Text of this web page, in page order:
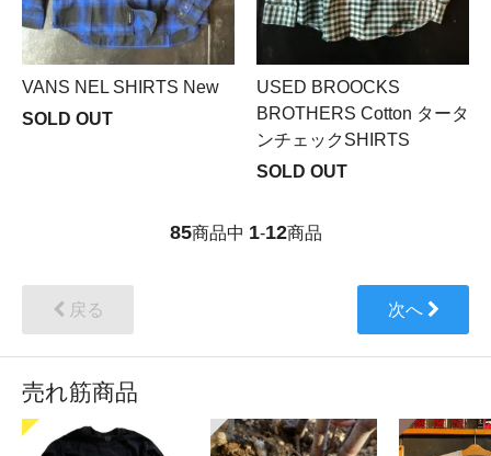
VANS NEL SHIRTS New
SOLD OUT
USED BROOCKS
BROTHERS Cotton タータ
ンチェックSHIRTS
SOLD OUT
85商品中 1-12商品
戻る 次へ
売れ筋商品